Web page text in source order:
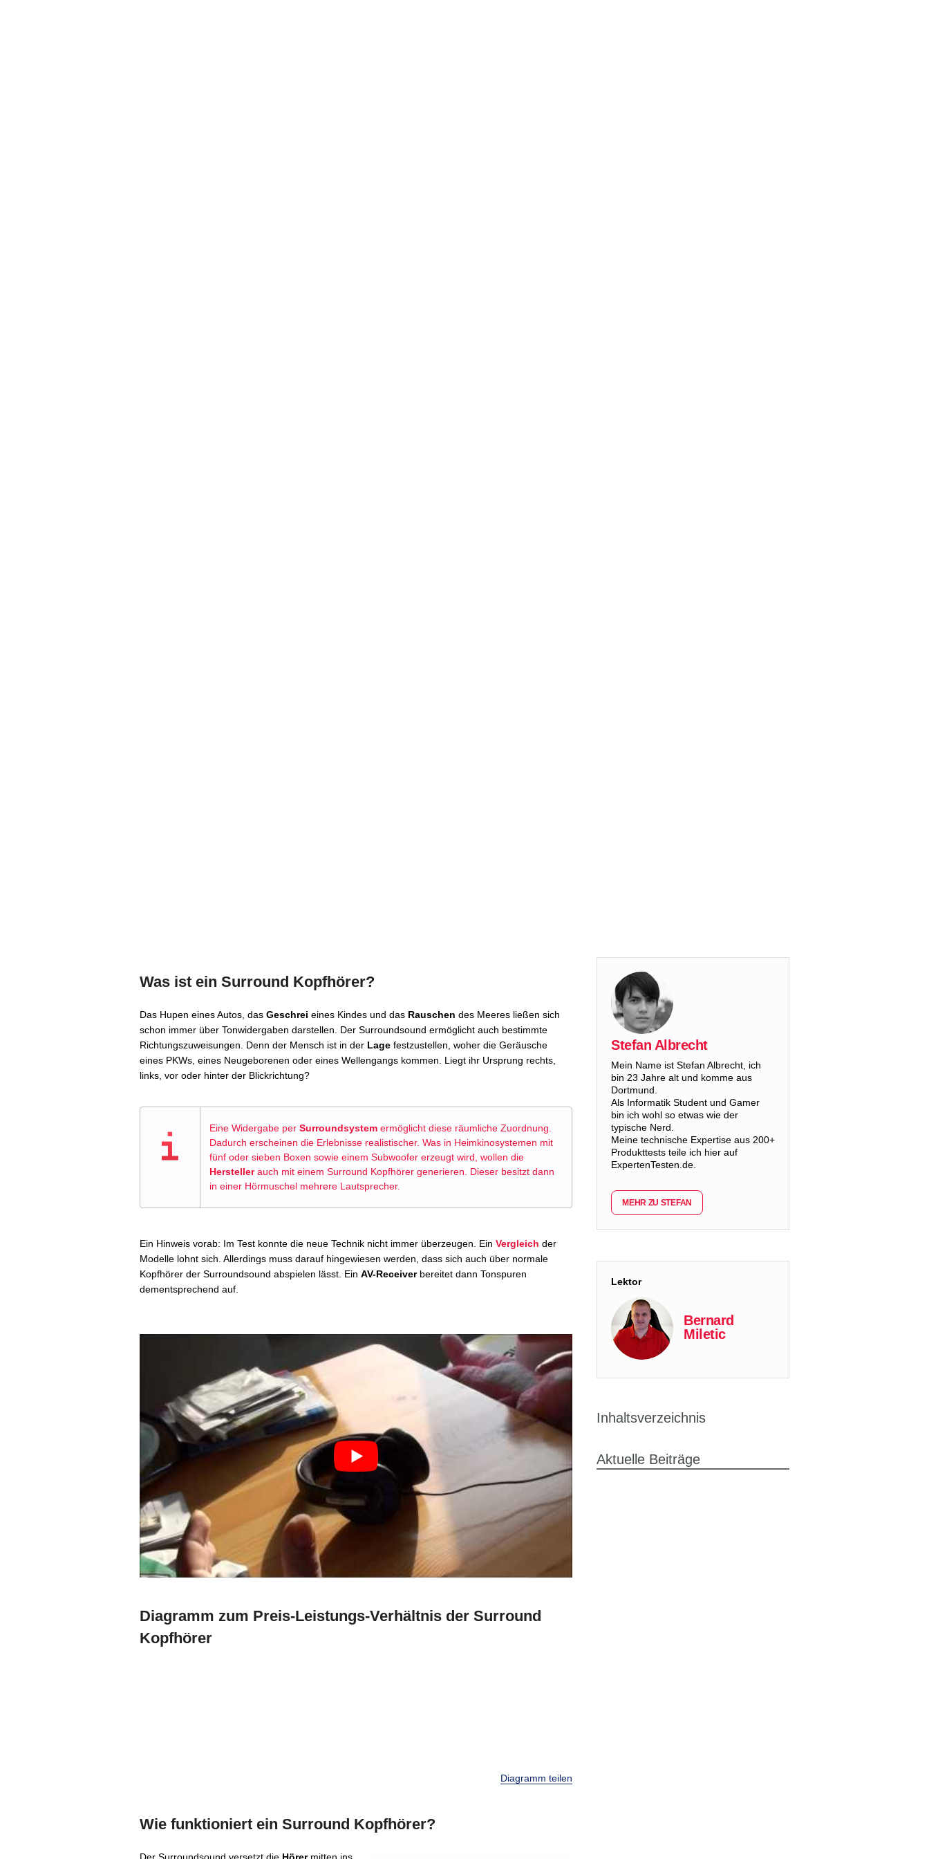
Was ist ein Surround Kopfhörer?
Das Hupen eines Autos, das Geschrei eines Kindes und das Rauschen des Meeres ließen sich
schon immer über Tonwidergaben darstellen. Der Surroundsound ermöglicht auch bestimmte
Richtungszuweisungen. Denn der Mensch ist in der Lage festzustellen, woher die Geräusche
eines PKWs, eines Neugeborenen oder eines Wellengangs kommen. Liegt ihr Ursprung rechts,
links, vor oder hinter der Blickrichtung?
Eine Widergabe per Surroundsystem ermöglicht diese räumliche Zuordnung.
Dadurch erscheinen die Erlebnisse realistischer. Was in Heimkinosystemen mit
fünf oder sieben Boxen sowie einem Subwoofer erzeugt wird, wollen die
Herstellerauch mit einem Surround Kopfhörer generieren. Dieser besitzt dann
in einer Hörmuschel mehrere Lautsprecher.
Ein Hinweis vorab: Im Test konnte die neue Technik nicht immer überzeugen. Ein Vergleich der
Modelle lohnt sich. Allerdings muss darauf hingewiesen werden, dass sich auch über normale
Kopfhörer der Surroundsound abspielen lässt. Ein AV-Receiverbereitet dann Tonspuren
dementsprechend auf.
Diagramm zum Preis-Leistungs-Verhältnis der Surround
Kopfhörer
Diagramm teilen
Wie funktioniert ein Surround Kopfhörer?
Stefan Albrecht
Mein Name ist Stefan Albrecht, ich
bin 23 Jahre alt und komme aus
Dortmund.
Als Informatik Student und Gamer
bin ich wohl so etwas wie der
typische Nerd.
Meine technische Expertise aus 200+
Produkttests teile ich hier auf
ExpertenTesten.de.
MEHR ZU STEFAN
Lektor
Bernard
Miletic
Inhaltsverzeichnis
Aktuelle Beiträge